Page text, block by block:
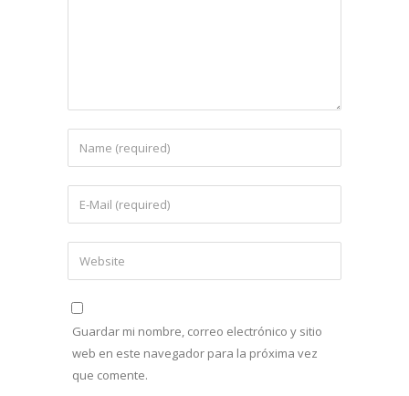
Guardar mi nombre, correo electrónico y sitio
web en este navegador para la próxima vez
que comente.